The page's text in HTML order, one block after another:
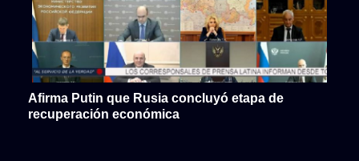
Afirma Putin que Rusia concluyó etapa de
recuperación económica